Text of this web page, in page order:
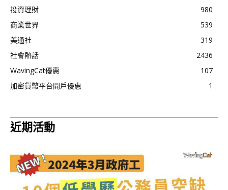
投資理財
980
商業世界
539
美通社
319
社會熱話
2436
WavingCat優惠
107
加密貨幣平台開戶優惠
1
近期活動